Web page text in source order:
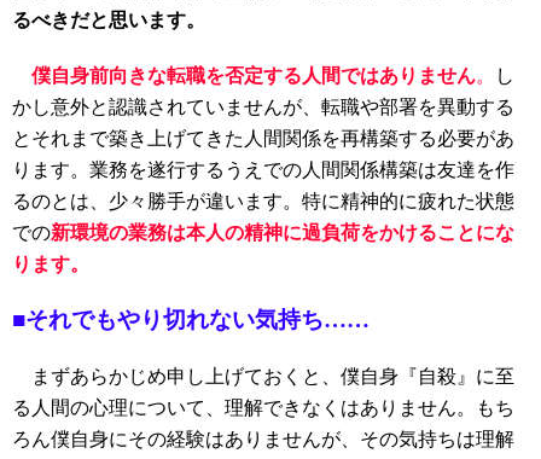
るべきだと思います。
僕自身前向きな転職を否定する人間ではありません。
し
かし意外と認識されていませんが、転職や部署を異動する
とそれまで築き上げてきた人間関係を再構築する必要があ
ります。業務を遂行するうえでの人間関係構築は友達を作
るのとは、少々勝手が違います。特に精神的に疲れた状態
での新環境の業務は本人の精神に過負荷をかけることにな
ります。
■それでもやり切れない気持ち……
まずあらかじめ申し上げておくと、僕自身『自殺』に至
る人間の心理について、理解できなくはありません。もち
ろん僕自身にその経験はありませんが、その気持ちは理解